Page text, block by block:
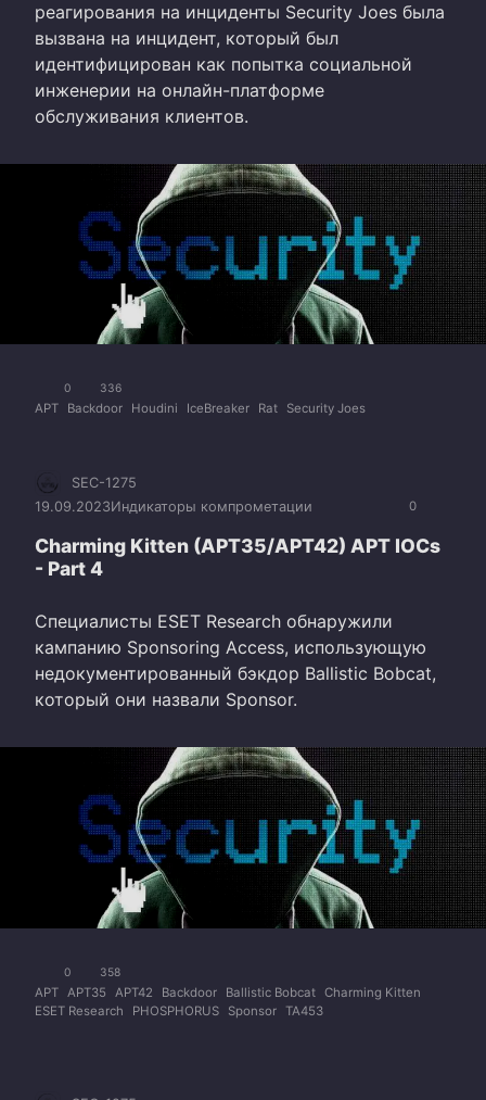
реагирования на инциденты Security Joes была
вызвана на инцидент, который был
идентифицирован как попытка социальной
инженерии на онлайн-платформе
обслуживания клиентов.
0 336
APT Backdoor Houdini IceBreaker Rat Security Joes
0
SEC-1275
19.09.2023Индикаторы компрометации
Charming Kitten (APT35/APT42) APT IOCs
- Part 4
Специалисты ESET Research обнаружили
кампанию Sponsoring Access, использующую
недокументированный бэкдор Ballistic Bobcat,
который они назвали Sponsor.
0 358
APT APT35 APT42 Backdoor Ballistic Bobcat Charming Kitten
ESET Research
PHOSPHORUS Sponsor TA453